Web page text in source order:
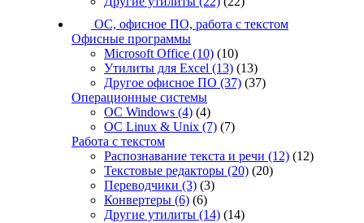
ОС, офисное ПО, работа с текстом
Офисные программы
Microsoft Office (10) (10)
Утилиты для Excel (13) (13)
Другое офисное ПО (37) (37)
Операционные системы
ОС Windows (4) (4)
ОС Linux & Unix (7) (7)
Работа с текстом
Распознавание текста и речи (12) (12)
Текстовые редакторы (20) (20)
Переводчики (3) (3)
Конвертеры (6) (6)
Другие утилиты (14) (14)